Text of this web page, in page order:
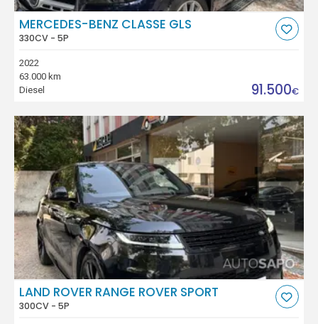
MERCEDES-BENZ CLASSE GLS
330CV - 5P
2022
63.000 km
Diesel
91.500€
LAND ROVER RANGE ROVER SPORT
300CV - 5P